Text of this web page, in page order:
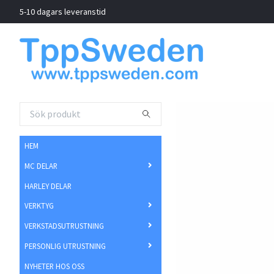
5-10 dagars leveranstid
HEM
MC DELAR
HARLEY DELAR
VERKTYG
VERKSTADSUTRUSTNING
PERSONLIG UTRUSTNING
NYHETER HOS OSS